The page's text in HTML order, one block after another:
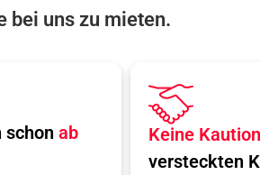
bei uns zu mieten.
schon ab
Keine Kaution
versteckten